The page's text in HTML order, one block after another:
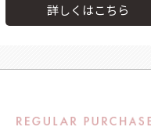
詳しくはこちら